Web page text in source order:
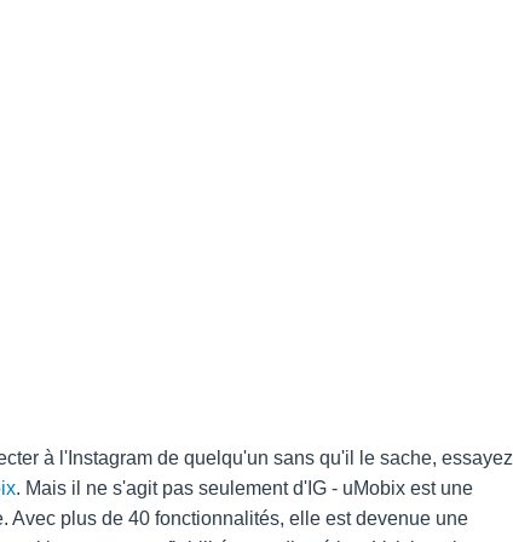
à l'Instagram de quelqu'un sans qu'il le sache, essayez
. Mais il ne s'agit pas seulement d'IG - uMobix est une
plus de 40 fonctionnalités, elle est devenue une